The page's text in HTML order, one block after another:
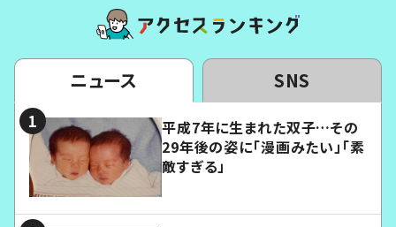
ニュース SNS
平成7年に生まれた双子…その
29年後の姿に「漫画みたい」「素
敵すぎる」